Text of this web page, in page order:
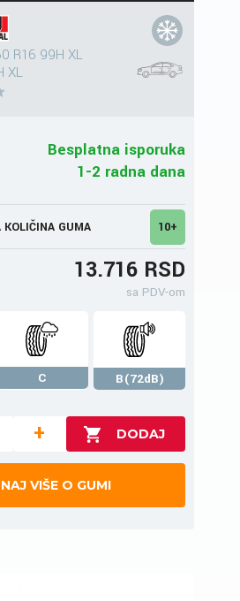
R16 99H XL
XL
Besplatna isporuka
1-2 radna dana
GUMA 10+
13.716 RSD
sa PDV-om
C
B(72dB)
+
VIŠE O GUMI